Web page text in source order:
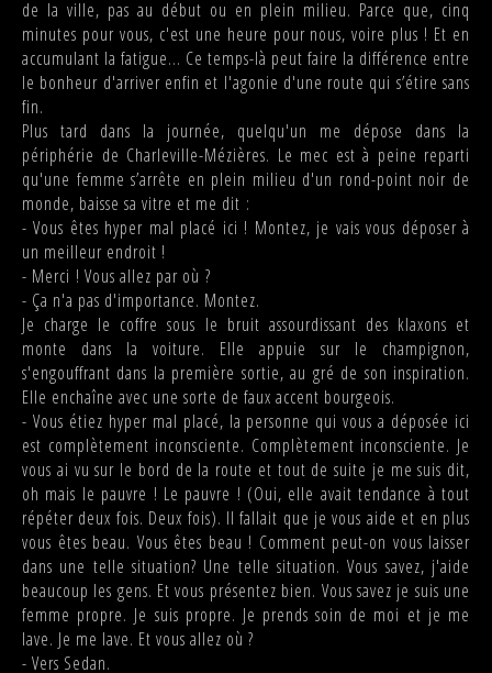
de la ville, pas au début ou en plein milieu. Parce que, cinq
minutes pour vous, c'est une heure pour nous, voire plus ! Et en
accumulant la fatigue... Ce temps-là peut faire la différence entre
le bonheur d'arriver enfin et l'agonie d'une route qui s’étire sans
fin.
Plus tard dans la journée, quelqu'un me dépose dans la
périphérie de Charleville-Mézières. Le mec est à peine reparti
qu'une femme s’arrête en plein milieu d'un rond-point noir de
monde, baisse sa vitre et me dit :
- Vous êtes hyper mal placé ici ! Montez, je vais vous déposer à
un meilleur endroit !
- Merci ! Vous allez par où ?
- Ça n'a pas d'importance. Montez.
Je charge le coffre sous le bruit assourdissant des klaxons et
monte dans la voiture. Elle appuie sur le champignon,
s'engouffrant dans la première sortie, au gré de son inspiration.
Elle enchaîne avec une sorte de faux accent bourgeois.
- Vous étiez hyper mal placé, la personne qui vous a déposée ici
est complètement inconsciente. Complètement inconsciente. Je
vous ai vu sur le bord de la route et tout de suite je me suis dit,
oh mais le pauvre ! Le pauvre ! (Oui, elle avait tendance à tout
répéter deux fois. Deux fois). Il fallait que je vous aide et en plus
vous êtes beau. Vous êtes beau ! Comment peut-on vous laisser
dans une telle situation? Une telle situation. Vous savez, j'aide
beaucoup les gens. Et vous présentez bien. Vous savez je suis une
femme propre. Je suis propre. Je prends soin de moi et je me
lave. Je me lave. Et vous allez où ?
- Vers Sedan.